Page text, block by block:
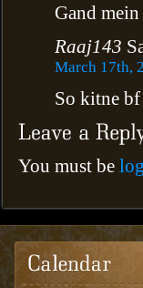
Gand mein
Raaj143
March 17th,
So kitne bf
You must be